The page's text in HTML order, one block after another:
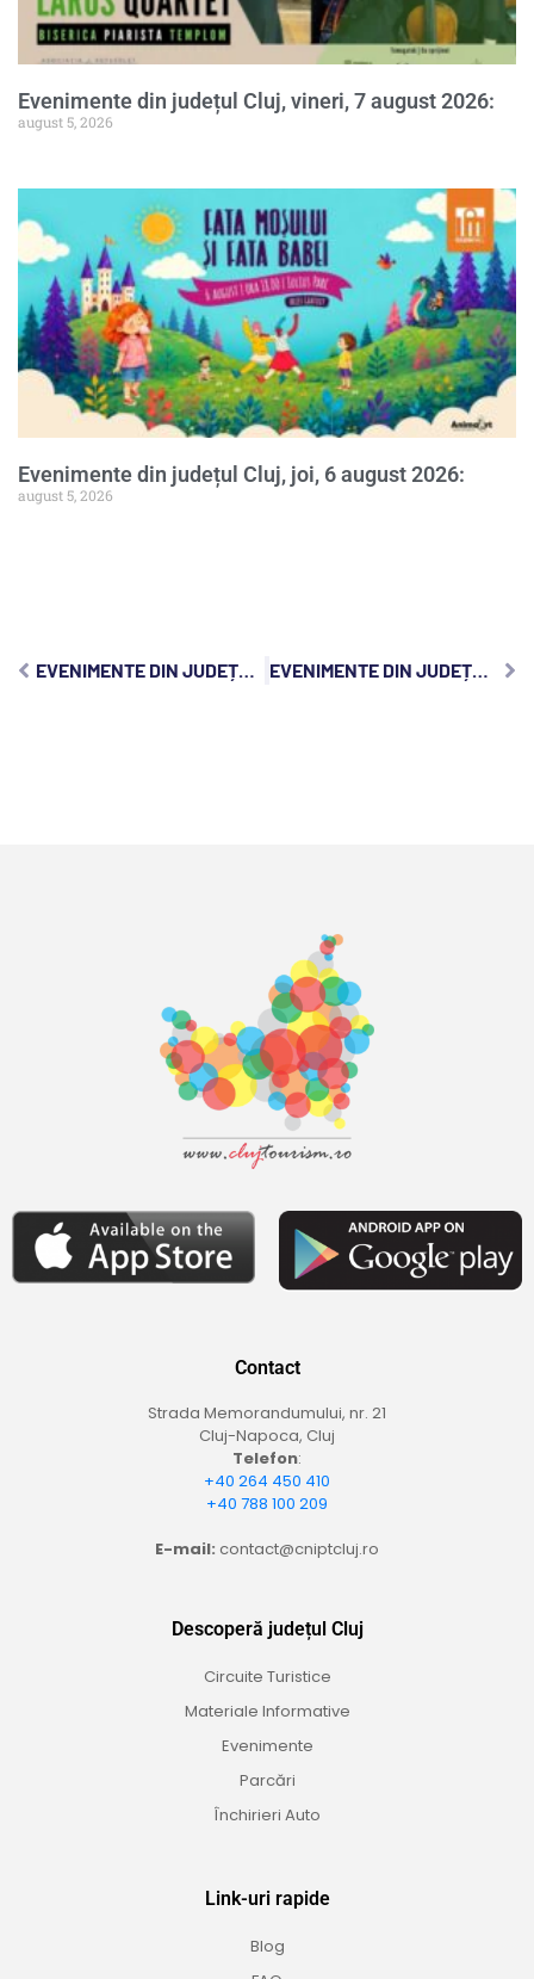
Evenimente din județul Cluj, vineri, 7 august 2026:
august 5, 2026
Evenimente din județul Cluj, joi, 6 august 2026:
august 5, 2026
EVENIMENTE DIN JUDEȚUL CLUJ, LUNI, 19 IUNIE 2023: EVENIMENTE DIN JUDEȚUL CLUJ, MIERCURI, 21 IUNIE 2023:
Contact
Strada Memorandumului, nr. 21
Cluj-Napoca, Cluj
Telefon:
+40 264 450 410
+40 788 100 209
E-mail: contact@cniptcluj.ro
Descoperă județul Cluj
Circuite Turistice
Materiale Informative
Evenimente
Parcări
Închirieri Auto
Link-uri rapide
Blog